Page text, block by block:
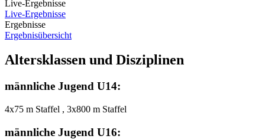
Live-Ergebnisse
Live-Ergebnisse
Ergebnisse
Ergebnisübersicht
Altersklassen und Disziplinen
männliche Jugend U14:
4x75 m Staffel , 3x800 m Staffel
männliche Jugend U16: